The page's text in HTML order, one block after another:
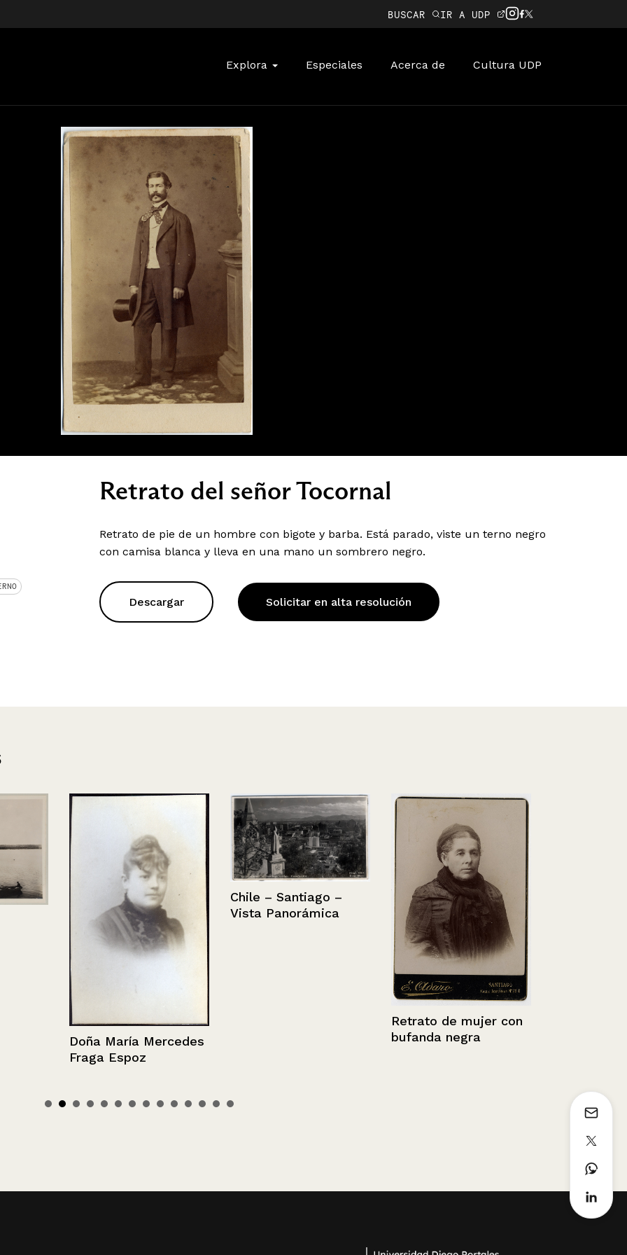
BUSCAR IR A UDP
Explora Especiales Acerca de Cultura UDP
Retrato del señor Tocornal
Retrato de pie de un hombre con bigote y barba. Está parado, viste un terno negro
con camisa blanca y lleva en una mano un sombrero negro.
Descargar Solicitar en alta resolución
Doña María Mercedes
Fraga Espoz
Chile – Santiago –
Vista Panorámica
Retrato de mujer con
bufanda negra